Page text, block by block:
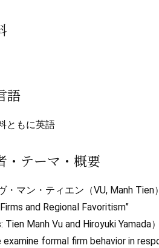
語
ともに英語
・テーマ・概要
・マン・ティエン（VU, Manh Tien
and Regional Favoritism”
Tien Manh Vu and Hiroyuki Yamada）
examine formal firm behavior in